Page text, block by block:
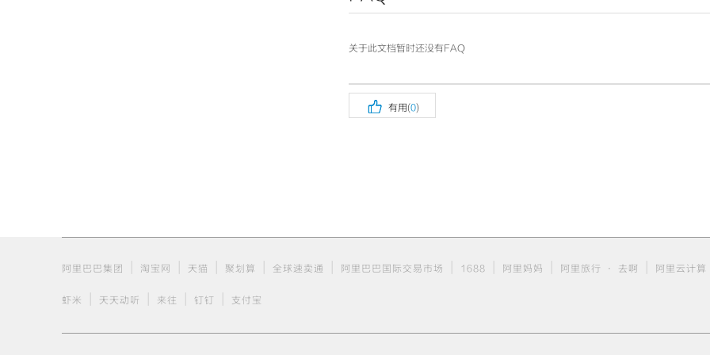
关于此文档暂时还没有FAQ
 有用(0)
阿里巴巴集团 淘宝网 天猫 聚划算 全球速卖通 阿里巴巴国际交易市场 1688 阿里妈妈 阿里旅行 · 去啊 阿里云计算
虾米 天天动听 来往 钉钉 支付宝